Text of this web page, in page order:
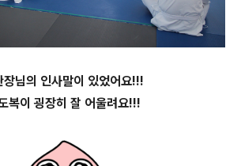
님의 인사말이 있었어요!!!
복이 굉장히 잘 어울려요!!!